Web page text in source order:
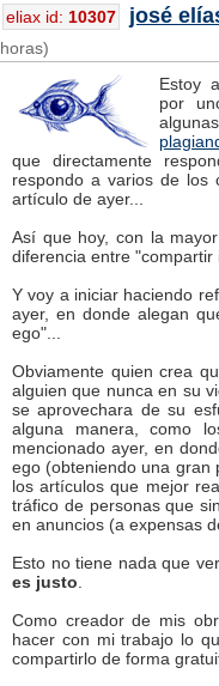
eliax id: 10307 josé
horas)
Estoy
por
que directamente
respondo a varios de los
artículo de ayer...
Así que hoy, con la
diferencia entre "compartir
Y voy a iniciar haciendo
ayer, en donde alegan
ego"...
Obviamente quien crea
alguien que nunca en su
se aprovechara de su
alguna manera, como
mencionado ayer, en
ego (obteniendo una gran
los artículos que mejor
tráfico de personas que
en anuncios (a expensas
Esto no tiene nada que
es justo
Como creador de mis
hacer con mi trabajo lo
compartirlo de forma